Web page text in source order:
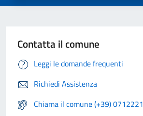
Contatta il comune
Leggi le domande frequenti
Richiedi Assistenza
Chiama il comune (+39) 0712221